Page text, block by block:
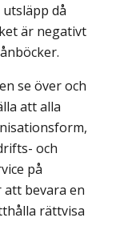
då
är negativt
se över och
att alla
och
på
att bevara en
rättvisa